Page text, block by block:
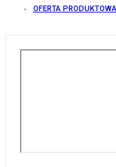
OFERTA PRODUKTOWA